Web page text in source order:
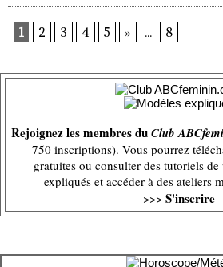
1 2 3 4 5 » ... 8
Rejoignez les membres duClub
750 inscriptions). Vous pourrez
gratuites ou consulter des tutoriels
expliqués et accéder à des ateliers
>>> S'inscrire